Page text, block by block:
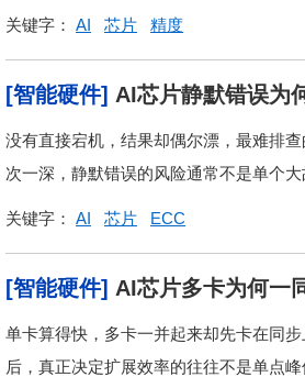
关键字： AI 芯片 精度
[智能硬件] AI芯片静默错误为
没有直接宕机，结果却偶尔漂，最难排
次一深，静默错误的风险通常不是单个
关键字： AI 芯片 ECC
[智能硬件] AI芯片多卡为何一
单卡算得快，多卡一并起来却先卡在同
后，真正决定扩展效率的往往不是单点